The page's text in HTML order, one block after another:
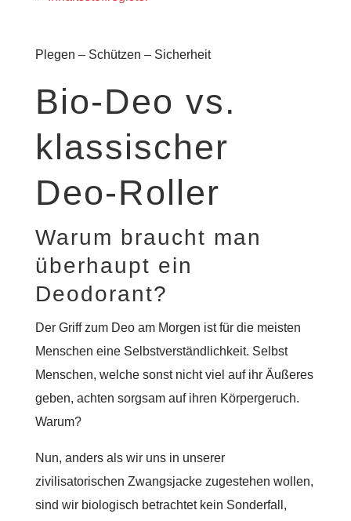
Plegen – Schützen – Sicherheit
Bio-Deo vs.
klassischer
Deo-Roller
Warum braucht man
überhaupt ein
Deodorant?
Der Griff zum Deo am Morgen ist für die meisten
Menschen eine Selbstverständlichkeit. Selbst
Menschen, welche sonst nicht viel auf ihr Äußeres
geben, achten sorgsam auf ihren Körpergeruch.
Warum?
Nun, anders als wir uns in unserer
zivilisatorischen Zwangsjacke zugestehen wollen,
sind wir biologisch betrachtet kein Sonderfall,